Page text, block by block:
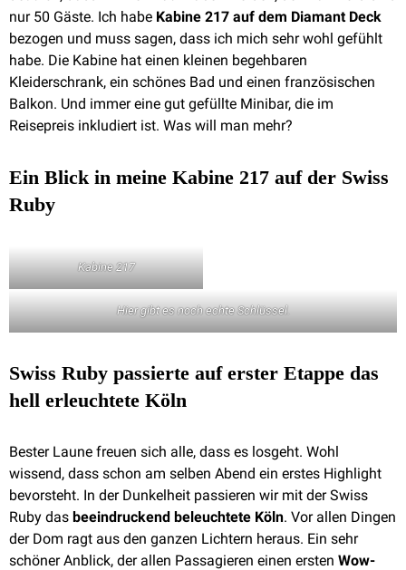
nur 50 Gäste. Ich habe Kabine 217 auf dem Diamant Deck
bezogen und muss sagen, dass ich mich sehr wohl gefühlt
habe. Die Kabine hat einen kleinen begehbaren
Kleiderschrank, ein schönes Bad und einen französischen
Balkon. Und immer eine gut gefüllte Minibar, die im
Reisepreis inkludiert ist. Was will man mehr?
Ein Blick in meine Kabine 217 auf der Swiss
Ruby
Kabine 217
Hier gibt es noch echte Schlüssel.
Swiss Ruby passierte auf erster Etappe das
hell erleuchtete Köln
Bester Laune freuen sich alle, dass es losgeht. Wohl
wissend, dass schon am selben Abend ein erstes Highlight
bevorsteht. In der Dunkelheit passieren wir mit der Swiss
Ruby das beeindruckend beleuchtete Köln. Vor allen Dingen
der Dom ragt aus den ganzen Lichtern heraus. Ein sehr
schöner Anblick, der allen Passagieren einen ersten Wow-